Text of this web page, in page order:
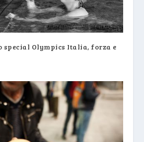
special Olympics Italia, forza e